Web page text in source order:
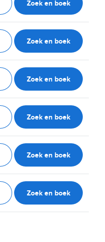
Zoek en boek
Zoek en boek
Zoek en boek
Zoek en boek
Zoek en boek
Zoek en boek